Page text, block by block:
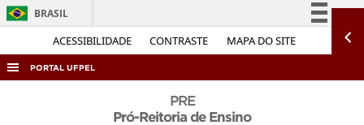
ACESSIBILIDADE CONTRASTE MAPA DO SITE
BRASIL
Simplifique!
Acesso à informação
PORTAL UFPEL
PRE
Pró-Reitoria de Ensino